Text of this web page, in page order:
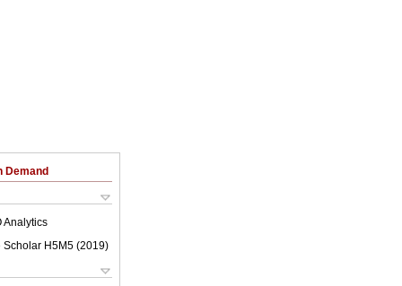
Demand
Analytics
Scholar H5M5 (2019)